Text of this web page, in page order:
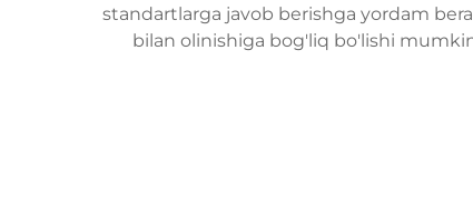
standartlarga javob berishga yordam
bilan olinishiga bog'liq bo'lishi